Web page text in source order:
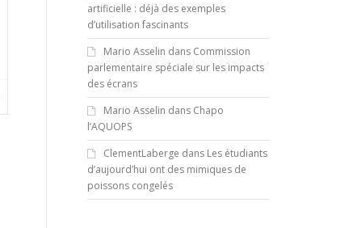
artificielle : déjà des exemples
d’utilisation fascinants
Mario Asselin dans Commission
parlementaire spéciale sur les impacts
des écrans
Mario Asselin dans Chapo
l’AQUOPS
ClementLaberge dans Les étudiants
d’aujourd’hui ont des mimiques de
poissons congelés